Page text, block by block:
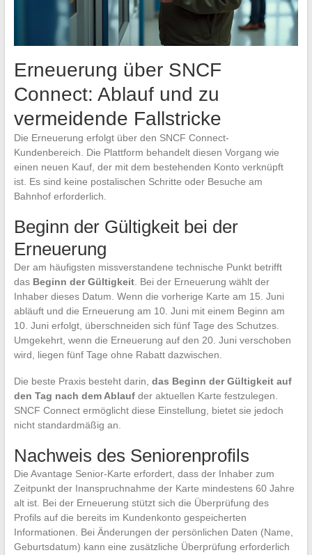
Erneuerung über SNCF
Connect: Ablauf und zu
vermeidende Fallstricke
Die Erneuerung erfolgt über den SNCF Connect-
Kundenbereich. Die Plattform behandelt diesen Vorgang wie
einen neuen Kauf, der mit dem bestehenden Konto verknüpft
ist. Es sind keine postalischen Schritte oder Besuche am
Bahnhof erforderlich.
Beginn der Gültigkeit bei der
Erneuerung
Der am häufigsten missverstandene technische Punkt betrifft
das Beginn der Gültigkeit. Bei der Erneuerung wählt der
Inhaber dieses Datum. Wenn die vorherige Karte am 15. Juni
abläuft und die Erneuerung am 10. Juni mit einem Beginn am
10. Juni erfolgt, überschneiden sich fünf Tage des Schutzes.
Umgekehrt, wenn die Erneuerung auf den 20. Juni verschoben
wird, liegen fünf Tage ohne Rabatt dazwischen.
Die beste Praxis besteht darin, das Beginn der Gültigkeit auf
den Tag nach dem Ablaufder aktuellen Karte festzulegen.
SNCF Connect ermöglicht diese Einstellung, bietet sie jedoch
nicht standardmäßig an.
Nachweis des Seniorenprofils
Die Avantage Senior-Karte erfordert, dass der Inhaber zum
Zeitpunkt der Inanspruchnahme der Karte mindestens 60 Jahre
alt ist. Bei der Erneuerung stützt sich die Überprüfung des
Profils auf die bereits im Kundenkonto gespeicherten
Informationen. Bei Änderungen der persönlichen Daten (Name,
Geburtsdatum) kann eine zusätzliche Überprüfung erforderlich